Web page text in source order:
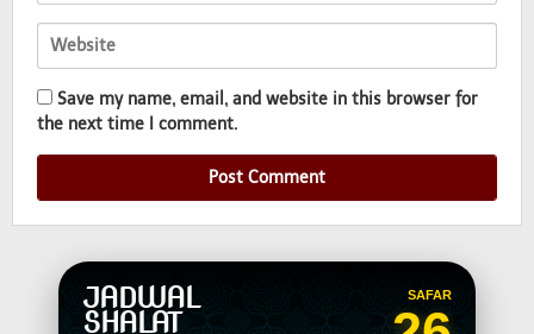
Save my name, email, and website in this browser for
the next time I comment.
JADWAL
SHALAT
SAFAR